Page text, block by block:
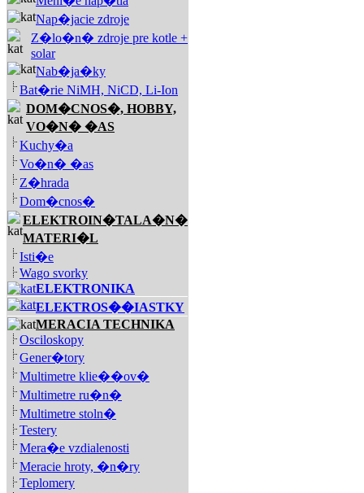
Nap�jacie zdroje
Z�lo�n� zdroje pre kotle +
solar
Nab�ja�ky
Bat�rie NiMH, NiCD, Li-Ion
DOM�CNOS�, HOBBY,
VO�N� �AS
Kuchy�a
Vo�n� �as
Z�hrada
Dom�cnos�
ELEKTROIN�TALA�N�
MATERI�L
Isti�e
Wago svorky
ELEKTRONIKA
ELEKTROS��IASTKY
MERACIA TECHNIKA
Osciloskopy
Gener�tory
Multimetre klie��ov�
Multimetre ru�n�
Multimetre stoln�
Testery
Mera�e vzdialenosti
Meracie hroty, �n�ry
Teplomery